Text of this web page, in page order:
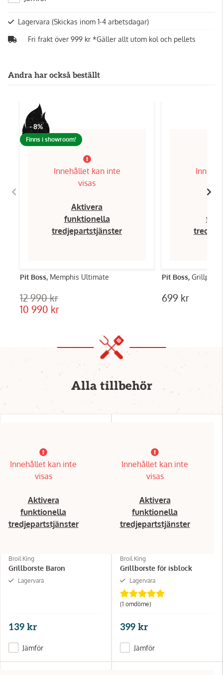
Lagervara (Skickas inom 1-4 arbetsdagar)
Fri frakt över 999 kr *Gäller allt utom kol och pellets
Andra har också beställt
- 8%
Finns i showroom!
Innehållet kan inte
visas
Aktivera
funktionella
tredjepartstjänster
Pit Boss, Memphis Ultimate
12 990 kr
10 990 kr
Pit Boss,
699 kr
Alla tillbehör
Innehållet kan inte
visas
Aktivera
funktionella
tredjepartstjänster
Broil King
Grillborste Baron
Lagervara
139 kr
Jämför
Innehållet kan inte
visas
Aktivera
funktionella
tredjepartstjänster
Broil King
Grillborste för isblock
Lagervara
(1 omdöme)
399 kr
Jämför